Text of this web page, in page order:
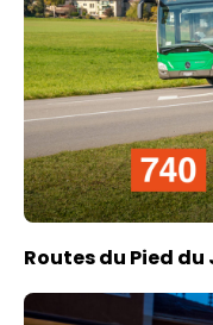
Routes du Pied du